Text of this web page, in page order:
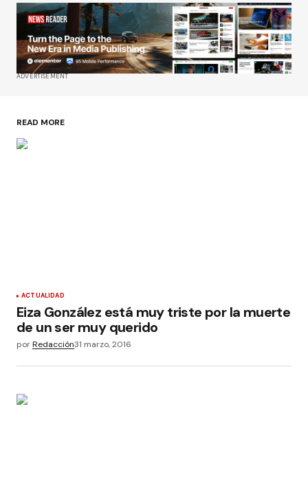
ADVERTISEMENT
READ MORE
ACTUALIDAD
Eiza González está muy triste por la muerte
de un ser muy querido
porRedacción31 marzo, 2016